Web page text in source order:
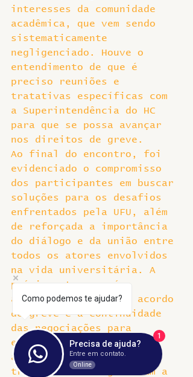
interesses da comunidade
acadêmica, que vem sendo
sistematicamente
negligenciado. Houve o
entendimento de que é
preciso reuniões e
tratativas específicas com
a Superintendência do HC
para que se possa avançar
nos direitos de greve.
Ao final do encontro, foi
evidenciado o compromisso
dos participantes em buscar
soluções para os desafios
enfrentados pela UFU, além
de reforçada a importância
do diálogo e da união entre
todos os atores envolvidos
na vida universitária. A
próxima etapa será a
análise detalhada do acordo
de greve e a continuidade
das negociações para
encontrar soluções que
atendam às demandas dos
trabalhadores e garantam a
Como podemos te ajudar?
Precisa de ajuda?
Entre em contato.
Online
1